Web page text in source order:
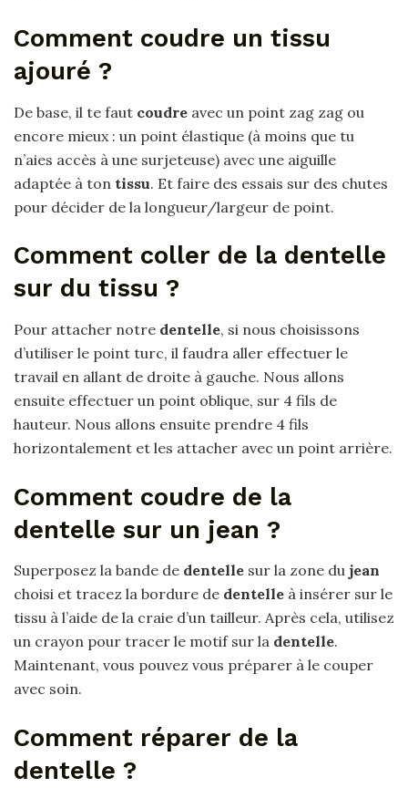
Comment coudre un tissu
ajouré ?
De base, il te faut coudre avec un point zag zag ou
encore mieux : un point élastique (à moins que tu
n’aies accès à une surjeteuse) avec une aiguille
adaptée à ton tissu. Et faire des essais sur des chutes
pour décider de la longueur/largeur de point.
Comment coller de la dentelle
sur du tissu ?
Pour attacher notre dentelle, si nous choisissons
d’utiliser le point turc, il faudra aller effectuer le
travail en allant de droite à gauche. Nous allons
ensuite effectuer un point oblique, sur 4 fils de
hauteur. Nous allons ensuite prendre 4 fils
horizontalement et les attacher avec un point arrière.
Comment coudre de la
dentelle sur un jean ?
Superposez la bande de dentelle sur la zone du jean
choisi et tracez la bordure de dentelle à insérer sur le
tissu à l’aide de la craie d’un tailleur. Après cela, utilisez
un crayon pour tracer le motif sur la dentelle.
Maintenant, vous pouvez vous préparer à le couper
avec soin.
Comment réparer de la
dentelle ?